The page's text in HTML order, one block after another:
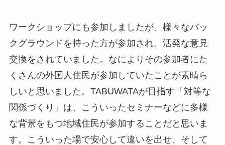
ワークショップにも参加しましたが、様々なバッ
クグラウンドを持った方が参加され、活発な意見
交換をされていました。なによりその参加者にた
くさんの外国人住民が参加していたことが素晴ら
しいと思いました。TABUWATAが目指す「対等な
関係づくり」は、こういったセミナーなどに多様
な背景をもつ地域住民が参加することだと思いま
す。こういった場で安心して違いを出せ、そして